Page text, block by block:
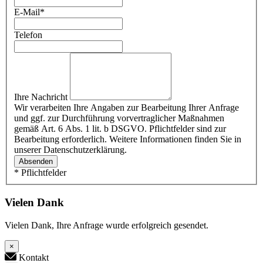
E-Mail*
Telefon
Ihre Nachricht
Wir verarbeiten Ihre Angaben zur Bearbeitung Ihrer Anfrage
und ggf. zur Durchführung vorvertraglicher Maßnahmen
gemäß Art. 6 Abs. 1 lit. b DSGVO. Pflichtfelder sind zur
Bearbeitung erforderlich. Weitere Informationen finden Sie in
unserer Datenschutzerklärung.
Absenden
* Pflichtfelder
Vielen Dank
Vielen Dank, Ihre Anfrage wurde erfolgreich gesendet.
×
Kontakt